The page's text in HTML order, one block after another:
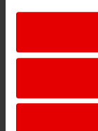
Praxiswissen
Zutaten,
€ 61,70